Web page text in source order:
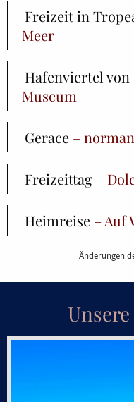
Freizeit in
Meer
Hafenviertel von
Museum
Gerace –
Freizeittag –
Heimreise – Auf
Änderungen